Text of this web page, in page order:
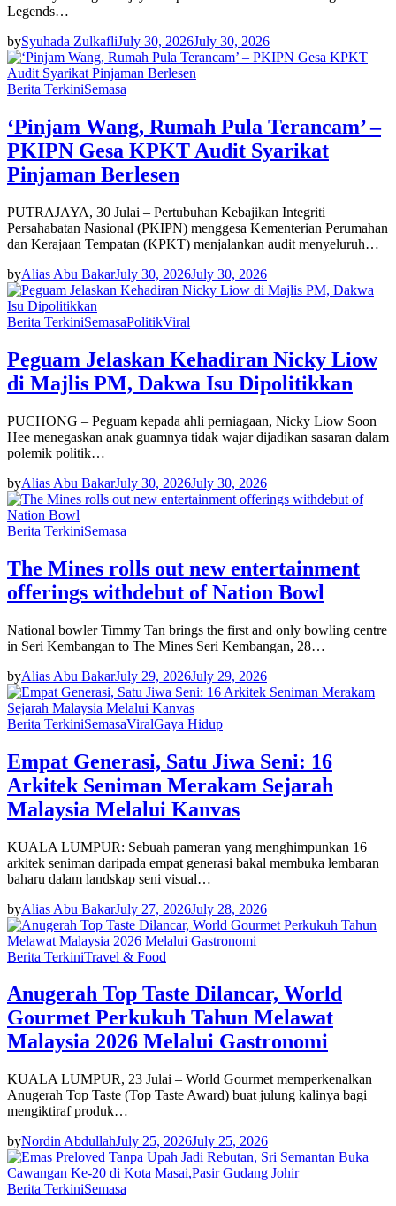
Legends…
bySyuhada ZulkafliJuly 30, 2026July 30, 2026
Berita TerkiniSemasa
‘Pinjam Wang, Rumah Pula Terancam’ –
PKIPN Gesa KPKT Audit Syarikat
Pinjaman Berlesen
PUTRAJAYA, 30 Julai – Pertubuhan Kebajikan Integriti
Persahabatan Nasional (PKIPN) menggesa Kementerian Perumahan
dan Kerajaan Tempatan (KPKT) menjalankan audit menyeluruh…
byAlias Abu BakarJuly 30, 2026July 30, 2026
Berita TerkiniSemasaPolitikViral
Peguam Jelaskan Kehadiran Nicky Liow
di Majlis PM, Dakwa Isu Dipolitikkan
PUCHONG – Peguam kepada ahli perniagaan, Nicky Liow Soon
Hee menegaskan anak guamnya tidak wajar dijadikan sasaran dalam
polemik politik…
byAlias Abu BakarJuly 30, 2026July 30, 2026
Berita TerkiniSemasa
The Mines rolls out new entertainment
offerings withdebut of Nation Bowl
National bowler Timmy Tan brings the first and only bowling centre
in Seri Kembangan to The Mines Seri Kembangan, 28…
byAlias Abu BakarJuly 29, 2026July 29, 2026
Berita TerkiniSemasaViralGaya Hidup
Empat Generasi, Satu Jiwa Seni: 16
Arkitek Seniman Merakam Sejarah
Malaysia Melalui Kanvas
KUALA LUMPUR: Sebuah pameran yang menghimpunkan 16
arkitek seniman daripada empat generasi bakal membuka lembaran
baharu dalam landskap seni visual…
byAlias Abu BakarJuly 27, 2026July 28, 2026
Berita TerkiniTravel & Food
Anugerah Top Taste Dilancar, World
Gourmet Perkukuh Tahun Melawat
Malaysia 2026 Melalui Gastronomi
KUALA LUMPUR, 23 Julai – World Gourmet memperkenalkan
Anugerah Top Taste (Top Taste Award) buat julung kalinya bagi
mengiktiraf produk…
byNordin AbdullahJuly 25, 2026July 25, 2026
Berita TerkiniSemasa